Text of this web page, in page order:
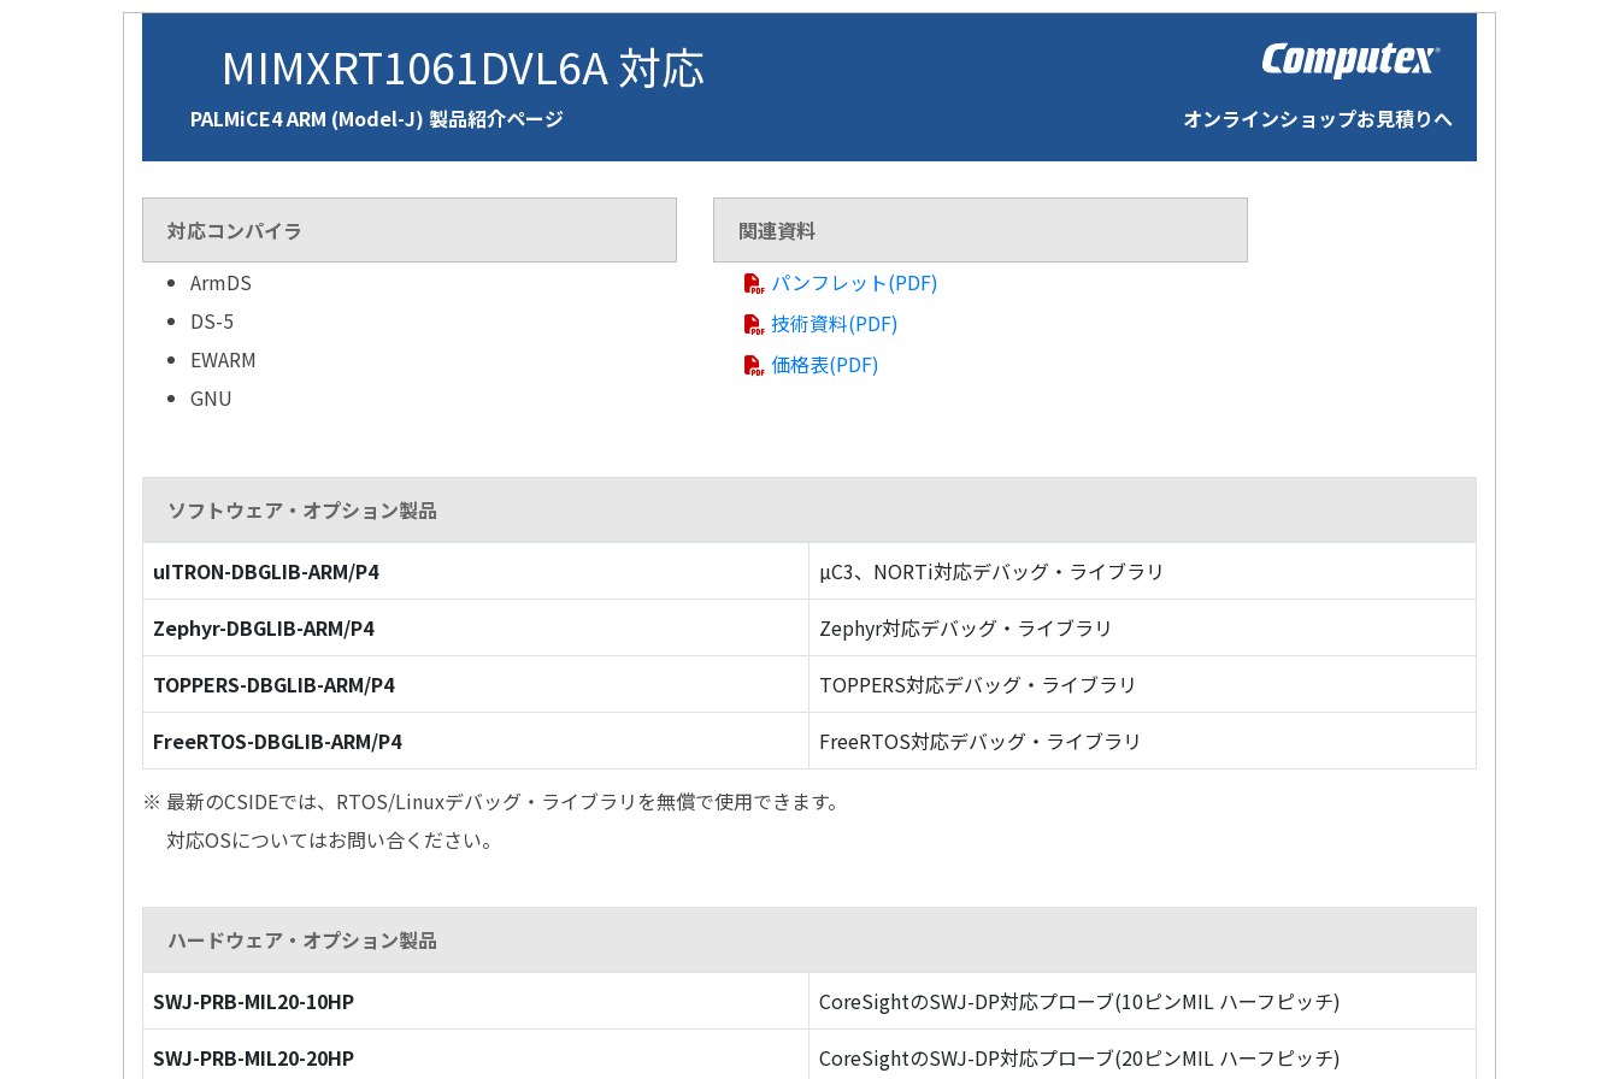
MIMXRT1061DVL6A 対応
PALMiCE4 ARM (Model-J) 製品紹介ページ オンラインショップお見積りへ
対応コンパイラ
ArmDS
DS-5
EWARM
GNU
関連資料
パンフレット(PDF)
技術資料(PDF)
価格表(PDF)
ソフトウェア・オプション製品
uITRON-DBGLIB-ARM/P4
µC3、NORTi対応デバッグ・ライブラリ
Zephyr-DBGLIB-ARM/P4
Zephyr対応デバッグ・ライブラリ
TOPPERS-DBGLIB-ARM/P4
TOPPERS対応デバッグ・ライブラリ
FreeRTOS-DBGLIB-ARM/P4
FreeRTOS対応デバッグ・ライブラリ
※ 最新のCSIDEでは、RTOS/Linuxデバッグ・ライブラリを無償で使用できます。
対応OSについてはお問い合ください。
ハードウェア・オプション製品
SWJ-PRB-MIL20-10HP
CoreSightのSWJ-DP対応プローブ(10ピンMIL ハーフピッチ)
SWJ-PRB-MIL20-20HP
CoreSightのSWJ-DP対応プローブ(20ピンMIL ハーフピッチ)